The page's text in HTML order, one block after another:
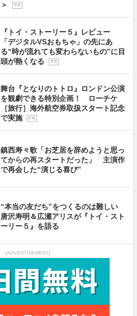
＞
P R
『トイ・ストーリー５』レビュー
「デジタルVSおもちゃ」の先にあ
る“時が流れても変わらないもの”に目
頭が熱くなる
P R
舞台『となりのトトロ』ロンドン公演
を観劇できる特別企画！ ローチケ
［旅行］海外航空券取扱スタート記念
で実施
P R
鎮西寿々歌「お芝居を辞めようと思っ
てからの再スタートだった」 主演作
で再会した“演じる喜び”
“本当の友だち”をつくるのは難しい
唐沢寿明＆広瀬アリスが『トイ・スト
ーリー５』を語る
[ADVERTISEMENT]